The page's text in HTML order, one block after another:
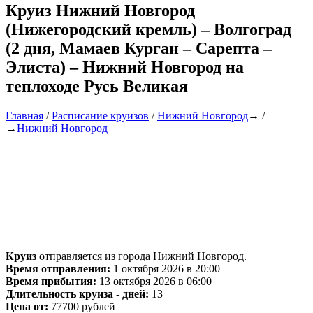
Круиз Нижний Новгород
(Нижегородский кремль) – Волгоград
(2 дня, Мамаев Курган – Сарепта –
Элиста) – Нижний Новгород на
теплоходе Русь Великая
Главная /Расписание круизов /Нижний Новгород→ /
→Нижний Новгород
Круиз отправляется из города Нижний Новгород.
Время отправления: 1 октября 2026 в 20:00
Время прибытия: 13 октября 2026 в 06:00
Длительность круиза - дней: 13
Цена от: 77700 рублей